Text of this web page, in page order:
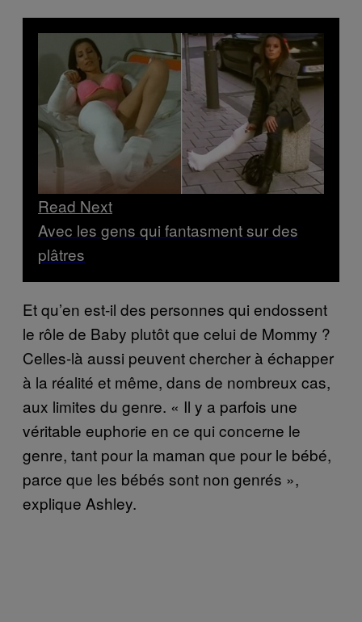
Read Next
Avec les gens qui fantasment sur des
plâtres
Et qu’en est-il des personnes qui endossent
le rôle de Baby plutôt que celui de Mommy ?
Celles-là aussi peuvent chercher à échapper
à la réalité et même, dans de nombreux cas,
aux limites du genre. « Il y a parfois une
véritable euphorie en ce qui concerne le
genre, tant pour la maman que pour le bébé,
parce que les bébés sont non genrés »,
explique Ashley.